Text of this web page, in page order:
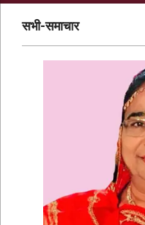
सभी-समाचार